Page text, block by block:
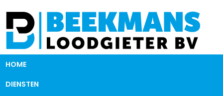
HOME
DIENSTEN